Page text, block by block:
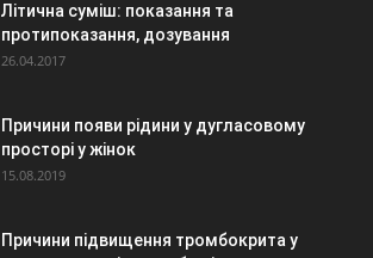
Літична суміш: показання та
протипоказання, дозування
26.04.2017
Причини появи рідини у дугласовому
просторі у жінок
15.08.2019
Причини підвищення тромбокрита у